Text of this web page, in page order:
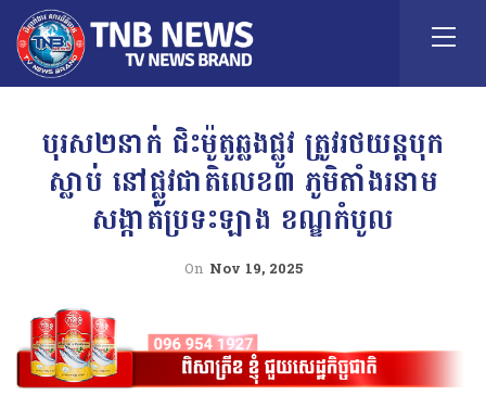
បុរស២នាក់ ជិះម៉ូតូឆ្លងផ្លូវ ត្រូវរថយន្តបុក
ស្លាប់ នៅផ្លូវជាតិលេខ៣ ភូមិតាំងរនាម
សង្កាត់ប្រទះឡាង ខណ្ឌកំបូល
On Nov 19, 2025